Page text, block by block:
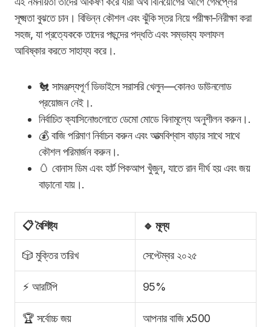
সূক্ষ্মতা বুঝতে চান। বিভিন্ন কৌশল এবং ঝুঁকি স্তর নিয়ে পরীক্ষা-নিরীক্ষা করা
সহজ, যা প্রত্যেককে তাদের পছন্দের পদ্ধতি এবং সম্ভাব্য ফলাফল
আবিষ্কার করতে সাহায্য করে।.
🐔 সামঞ্জস্যপূর্ণ ডিভাইসে সরাসরি খেলুন—কোনও ডাউনলোড
প্রয়োজন নেই।.
নির্বাচিত ক্যাসিনোগুলোতে ডেমো মোডে বিনামূল্যে অনুশীলন করুন।.
💰 বাজি পরিমাণ নির্বাচন করুন এবং আত্মবিশ্বাস বাড়ার সাথে সাথে
কৌশল পরিমার্জন করুন।.
🥚 বোনাস ডিম এবং হার্ট পিকআপ খুঁজুন, যাতে রান দীর্ঘ হয় এবং জয়
বাড়ানো যায়।.
📋 বৈশিষ্ট্য 🔹 মূল্য
🎲 মুক্তির তারিখ সেপ্টেম্বর ২০২৫
⚡ আরটিপি 95%
🏆 সর্বোচ্চ জয় আপনার বাজি x500